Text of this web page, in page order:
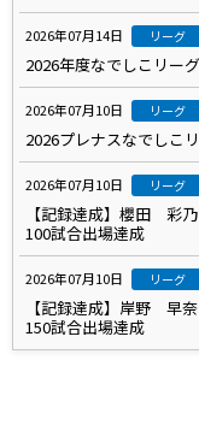
2026年07月14日 リーグ
2026年度なでしこリー
2026年07月10日 リーグ
2026プレナスなでしこ
2026年07月10日 リーグ
【記録達成】櫻田 彩
100試合出場達成
2026年07月10日 リーグ
【記録達成】岸野 早
150試合出場達成